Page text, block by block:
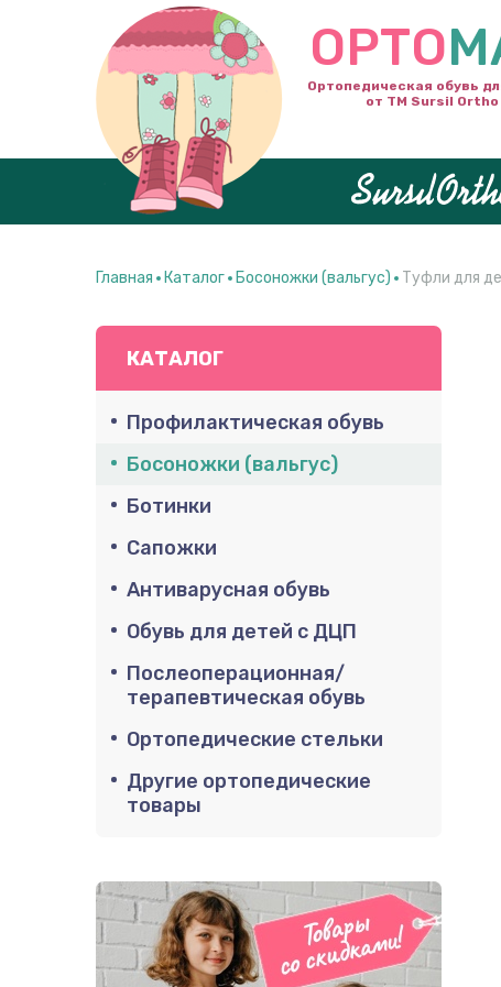
ОРТО
Ортопедическая обувь
от ТМ Sursil Ortho
Главная Каталог Босоножки (вальгус) Туфли для
КАТАЛОГ
Профилактическая обувь
Босоножки (вальгус)
Ботинки
Сапожки
Антиварусная обувь
Обувь для детей с ДЦП
Послеоперационная/
терапевтическая обувь
Ортопедические стельки
Другие ортопедические
товары